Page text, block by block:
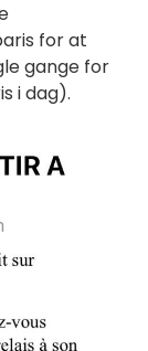
for at
gange for
i dag).